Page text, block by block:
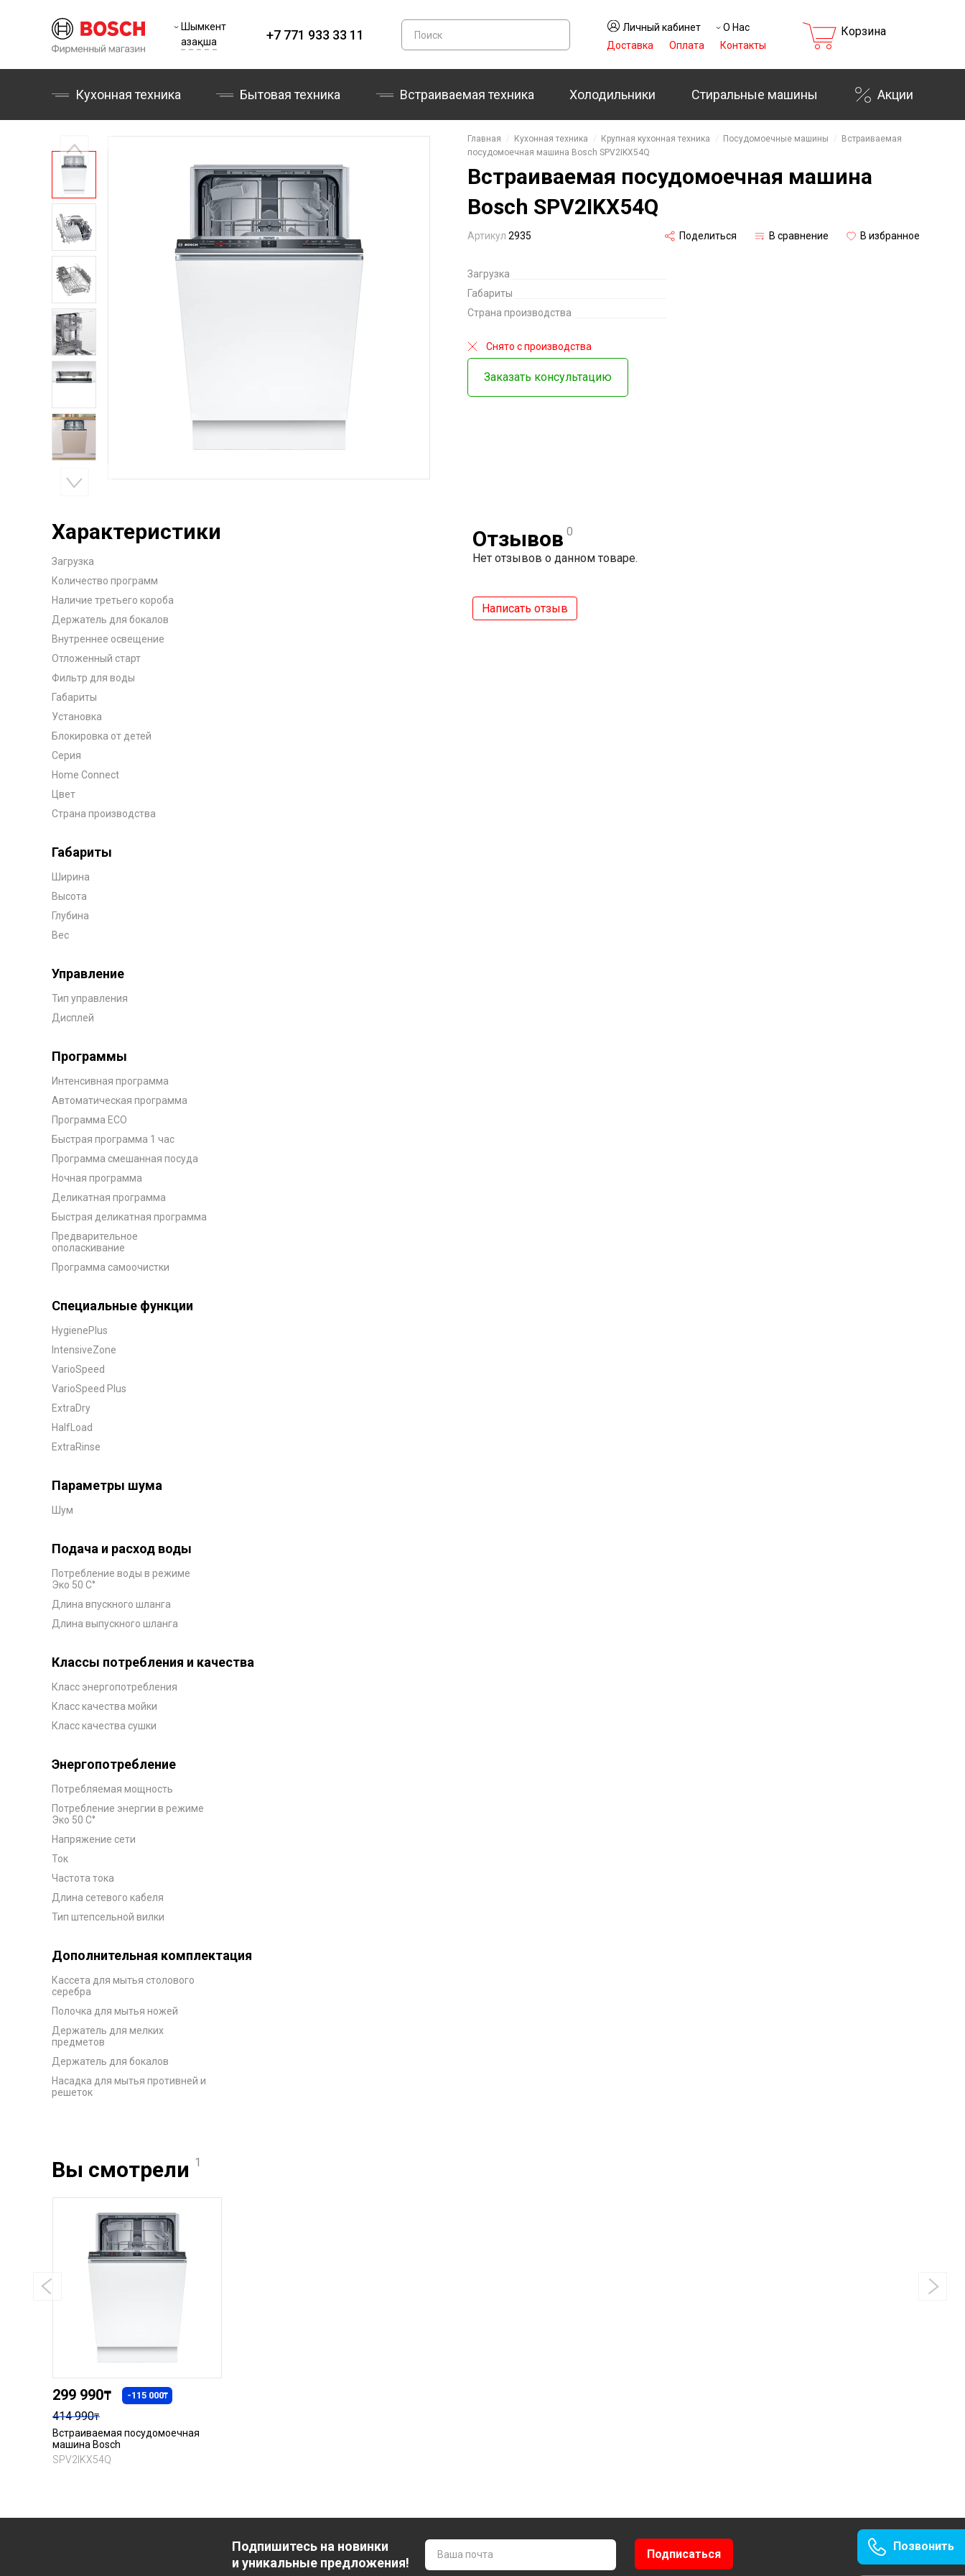
Шымкент
Қазақша
+7 771 933 33 11
Личный кабинет
О Нас
Доставка
Оплата Контакты
Корзина
Кухонная техника Бытовая техника Холодильники Стиральные машины
Встраиваемая техника Акции
Главная Кухонная техника Крупная кухонная техника Посудомоечные машины
Встраиваемая
посудомоечная машина Bosch SPV2IKX54Q
Встраиваемая посудомоечная машина
Bosch SPV2IKX54Q
Артикул 2935 Поделиться В сравнение В избранное
Загрузка
Габариты
Страна производства
Снято с производства
Заказать консультацию
Характеристики
Загрузка
Количество программ
Наличие третьего короба
Держатель для бокалов
Внутреннее освещение
Отложенный старт
Фильтр для воды
Габариты
Установка
Блокировка от детей
Серия
Home Connect
Цвет
Страна производства
Габариты
Ширина
Высота
Глубина
Вес
Управление
Тип управления
Дисплей
Программы
Интенсивная программа
Автоматическая программа
Программа ECO
Быстрая программа 1 час
Программа смешанная посуда
Ночная программа
Деликатная программа
Быстрая деликатная программа
Предварительное
ополаскивание
Программа самоочистки
Специальные функции
HygienePlus
IntensiveZone
VarioSpeed
VarioSpeed Plus
ExtraDry
HalfLoad
ExtraRinse
Параметры шума
Шум
Подача и расход воды
Потребление воды в режиме
Эко 50 C°
Длина впускного шланга
Длина выпускного шланга
Классы потребления и качества
Класс энергопотребления
Класс качества мойки
Класс качества сушки
Энергопотребление
Потребляемая мощность
Потребление энергии в режиме
Эко 50 C°
Напряжение сети
Ток
Частота тока
Длина сетевого кабеля
Тип штепсельной вилки
Дополнительная комплектация
Кассета для мытья столового
серебра
Полочка для мытья ножей
Держатель для мелких
предметов
Держатель для бокалов
Насадка для мытья противней и
решеток
Отзывов 0
Нет отзывов о данном товаре.
Написать отзыв
Вы смотрели 1
299 990₸ -115 000₸
414 990₸
Встраиваемая посудомоечная
машина Bosch
SPV2IKX54Q
Подпишитесь на новинки
и уникальные предложения!
Позвонить